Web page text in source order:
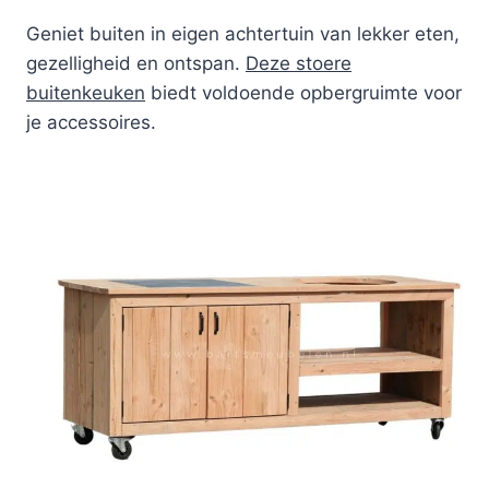
Geniet buiten in eigen achtertuin van lekker eten,
gezelligheid en ontspan. Deze stoere
buitenkeuken biedt voldoende opbergruimte voor
je accessoires.